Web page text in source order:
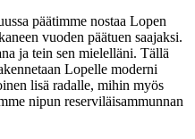
päätimme nostaa Lopen
vuoden päätuen saajaksi.
ja tein sen mielelläni. Tällä
Lopelle moderni
lisä radalle, mihin myös
nipun reserviläisammunnan